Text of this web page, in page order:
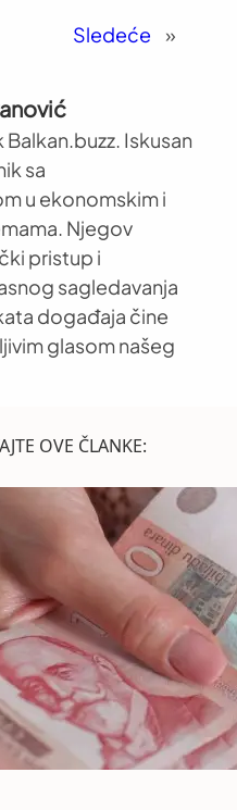
Sledeće »
Iskusan
sa
u ekonomskim i
Njegov
pristup i
sagledavanja
događaja čine
glasom našeg
OVE ČLANKE: